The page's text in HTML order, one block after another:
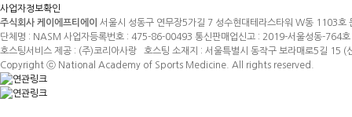
사업자정보확인
주식회사 케이에프티에이 서울시 성동구 연무장5가길 7 성수현대테라스타워 W동 1103
단체명 : NASM 사업자등록번호 : 475-86-00493 통신판매업신고 : 2019-서울성동-764호
호스팅서비스 제공 : (주)코리아사랑 호스팅 소재지 : 서울특별시 동작구 보라매로5길 15 (
Copyright ⓒ National Academy of Sports Medicine. All rights reserved.